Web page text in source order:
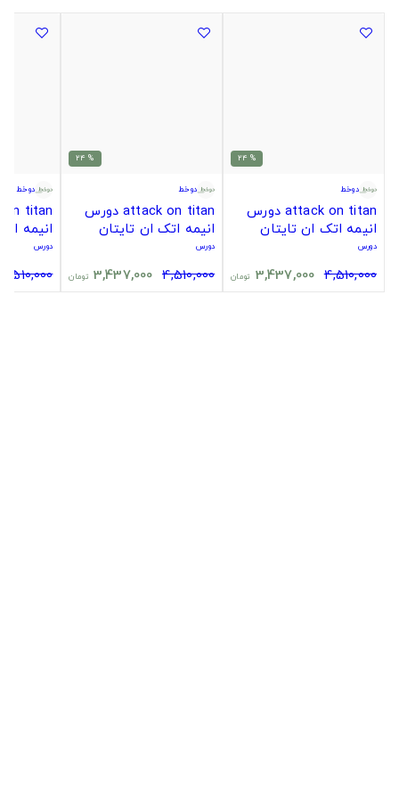
% 24
دوخط
attack on titan دورس
انیمه اتک ان تایتان
دورس
4,510,000
3,437,000 تومان
% 24
دوخط
attack on titan دورس
انیمه اتک ان تایتان
دورس
4,510,000
3,437,000 تومان
دوخط
انیمه
دورس
4,510,000